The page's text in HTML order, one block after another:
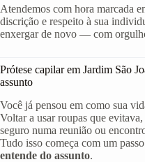
Atendemos com hora marcada
discrição e respeito à sua
enxergar de novo — com
Prótese capilar em Jardim São
assunto
Você já pensou em como sua
Voltar a usar roupas que
seguro numa reunião ou
Tudo isso começa com um
entende do assunto.